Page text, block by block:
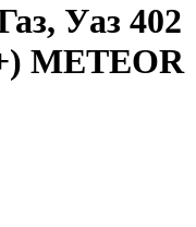
Уаз 402
METEOR